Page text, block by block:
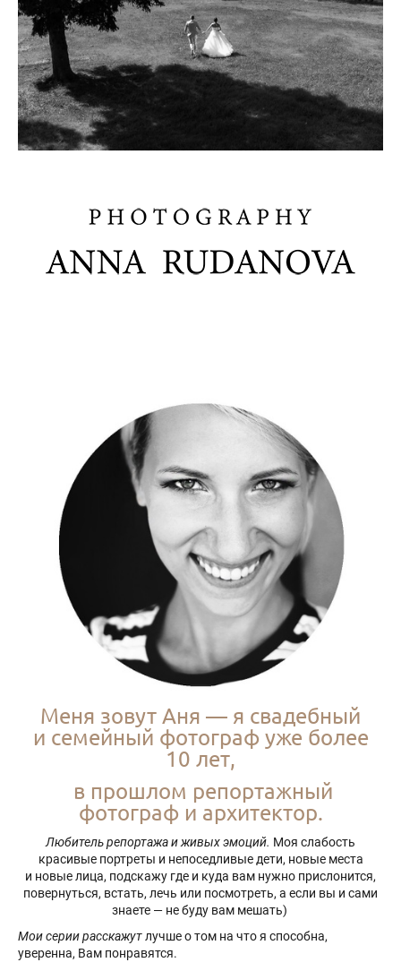
Меня зовут Аня — я свадебный
и семейный фотограф уже более
10 лет,
в прошлом репортажный
фотограф и архитектор.
Любитель репортажа и живых эмоций. Моя слабость
красивые портреты и непоседливые дети, новые места
и новые лица, подскажу где и куда вам нужно прислонится,
повернуться, встать, лечь или посмотреть, а если вы и сами
знаете — не буду вам мешать)
Мои серии расскажутлучше о том на что я способна,
уверенна, Вам понравятся.